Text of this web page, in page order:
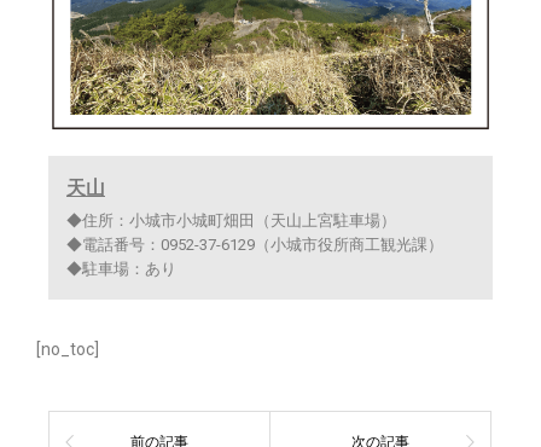
天山
◆住所：小城市小城町畑田（天山上宮駐車場）
◆電話番号：0952-37-6129（小城市役所商工観光課）
◆駐車場：あり
[no_toc]
前の記事 次の記事